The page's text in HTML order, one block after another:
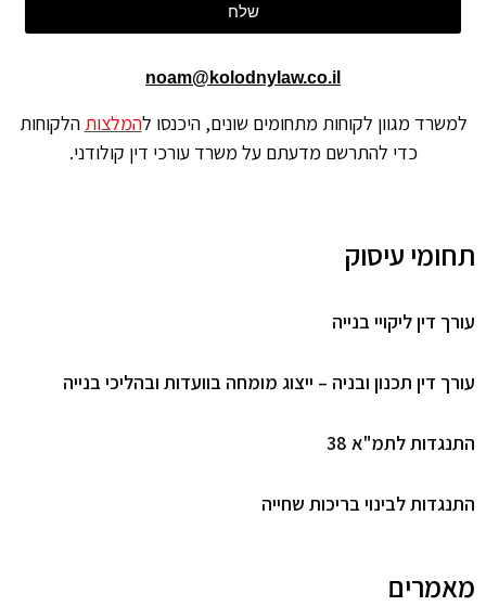
שלח
noam@kolodnylaw.co.il
למשרד מגוון לקוחות מתחומים שונים, היכנסו להמלצות הלקוחות
כדי להתרשם מדעתם על משרד עורכי דין קולודני.
תחומי עיסוק
עורך דין ליקויי בנייה
עורך דין תכנון ובניה – ייצוג מומחה בוועדות ובהליכי בנייה
התנגדות לתמ"א 38
התנגדות לבינוי בריכות שחייה
מאמרים